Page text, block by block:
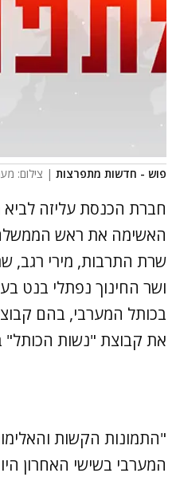
פוש - חדשות מתפרצות | צילום:
חברת הכנסת עליזה
האשימה את ראש הממשלה
שרת התרבות, מירי רגב,
ושר החינוך נפתלי בנט
בכותל המערבי, בהם
את קבוצת "נשות הכותל"
"התמונות הקשות
המערבי בשישי האחרון